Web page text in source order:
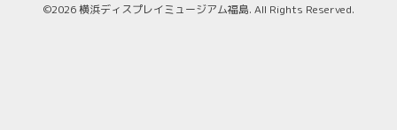
©2026横浜ディスプレイミュージアム福島. All Rights Reserved.